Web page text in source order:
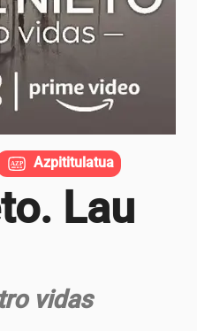
Lau
vidas
Azpititulatua